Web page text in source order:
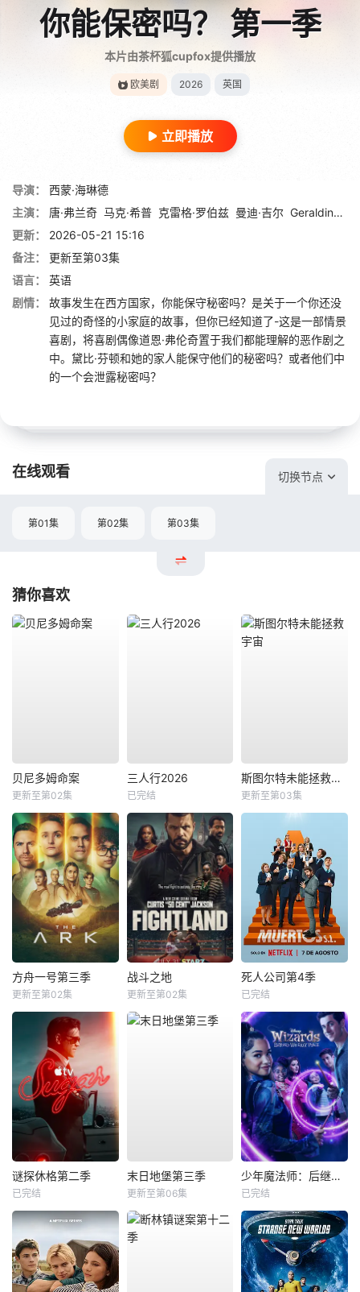
你能保密吗？ 第一季
本片由茶杯狐cupfox提供播放
欧美剧 2026 英国
立即播放
导演：
西蒙·海琳德
主演：
唐·弗兰奇 马克·希普 克雷格·罗伯兹 曼迪·吉尔 Geraldine McNulty
更新：
2026-05-21 15:16
备注：
更新至第03集
语言：
英语
剧情：
故事发生在西方国家，你能保守秘密吗？是关于一个你还没
见过的奇怪的小家庭的故事，但你已经知道了-这是一部情景
喜剧，将喜剧偶像道恩·弗伦奇置于我们都能理解的恶作剧之
中。黛比·芬顿和她的家人能保守他们的秘密吗？或者他们中
的一个会泄露秘密吗？
在线观看 切换节点
第01集 第02集 第03集
猜你喜欢
贝尼多姆命案
更新至第02集
三人行2026
已完结
斯图尔特未能拯救宇宙
更新至第03集
方舟一号第三季
更新至第02集
战斗之地
更新至第02集
死人公司第4季
已完结
谜探休格第二季
已完结
末日地堡第三季
更新至第06集
少年魔法师：后继者第三季
已完结